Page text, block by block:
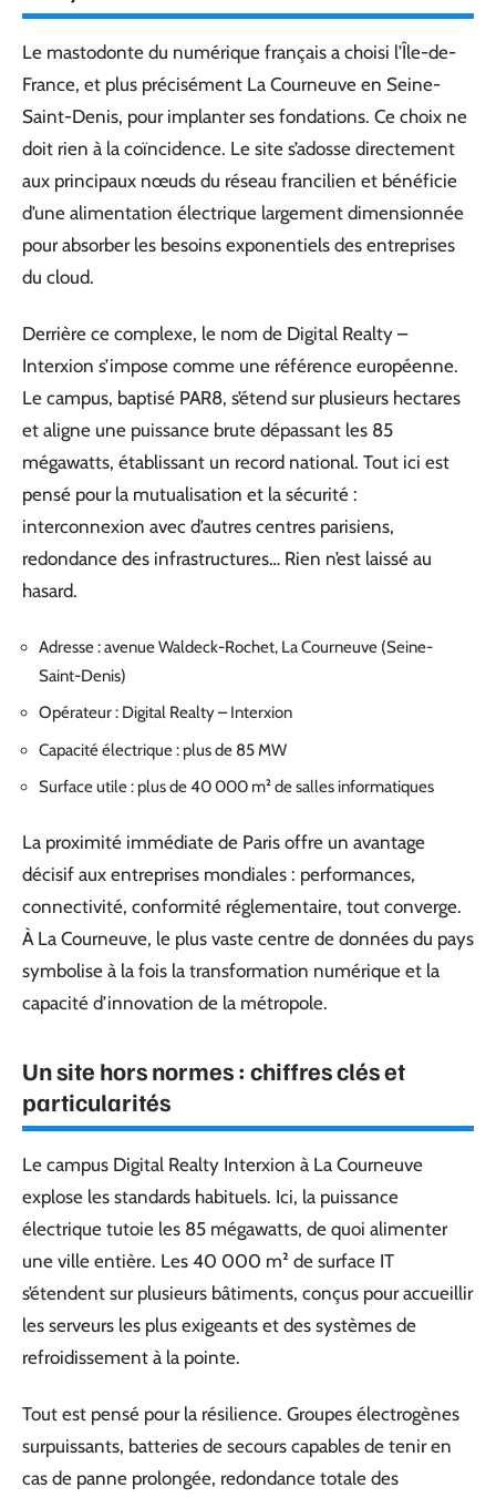
Le mastodonte du numérique français a choisi l’Île-de-
France, et plus précisément La Courneuve en Seine-
Saint-Denis, pour implanter ses fondations. Ce choix ne
doit rien à la coïncidence. Le site s’adosse directement
aux principaux nœuds du réseau francilien et bénéficie
d’une alimentation électrique largement dimensionnée
pour absorber les besoins exponentiels des entreprises
du cloud.
Derrière ce complexe, le nom de Digital Realty –
Interxion s’impose comme une référence européenne.
Le campus, baptisé PAR8, s’étend sur plusieurs hectares
et aligne une puissance brute dépassant les 85
mégawatts, établissant un record national. Tout ici est
pensé pour la mutualisation et la sécurité :
interconnexion avec d’autres centres parisiens,
redondance des infrastructures… Rien n’est laissé au
hasard.
Adresse : avenue Waldeck-Rochet, La Courneuve (Seine-
Saint-Denis)
Opérateur : Digital Realty – Interxion
Capacité électrique : plus de 85 MW
Surface utile : plus de 40 000 m² de salles informatiques
La proximité immédiate de Paris offre un avantage
décisif aux entreprises mondiales : performances,
connectivité, conformité réglementaire, tout converge.
À La Courneuve, le plus vaste centre de données du pays
symbolise à la fois la transformation numérique et la
capacité d’innovation de la métropole.
Un site hors normes : chiffres clés et
particularités
Le campus Digital Realty Interxion à La Courneuve
explose les standards habituels. Ici, la puissance
électrique tutoie les 85 mégawatts, de quoi alimenter
une ville entière. Les 40 000 m² de surface IT
s’étendent sur plusieurs bâtiments, conçus pour accueillir
les serveurs les plus exigeants et des systèmes de
refroidissement à la pointe.
Tout est pensé pour la résilience. Groupes électrogènes
surpuissants, batteries de secours capables de tenir en
cas de panne prolongée, redondance totale des